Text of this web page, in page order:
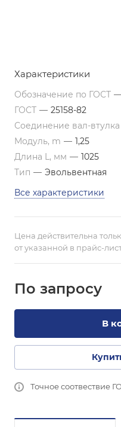
Характеристики
Обозначение по ГОСТ
ГОСТ — 25158-82
Соединение вал-втулка
Модуль, m — 1,25
Длина L, мм — 1025
Тип — Эвольвентная
Все характеристики
Цена действительна
от указанной в прайс-
По запросу
В
Точное соотвествие